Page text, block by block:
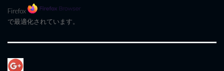
Firefox
で最適化されています。